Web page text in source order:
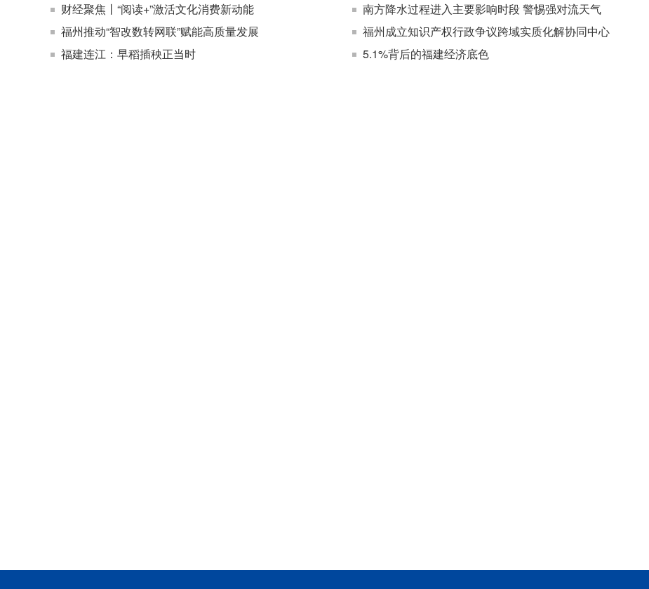
财经聚焦丨“阅读+”激活文化消费新动能
福州推动“智改数转网联”赋能高质量发展
福建连江：早稻插秧正当时
南方降水过程进入主要影响时段 警惕强对流天气
福州成立知识产权行政争议跨域实质化解协同中心
5.1%背后的福建经济底色